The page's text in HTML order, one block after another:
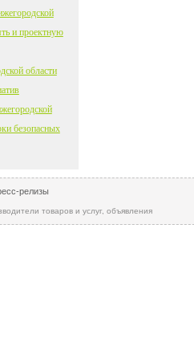
и проектную
области
безопасных
релизы
товаров и услуг, объявления